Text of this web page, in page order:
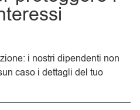
i nostri dipendenti non
caso i dettagli del tuo